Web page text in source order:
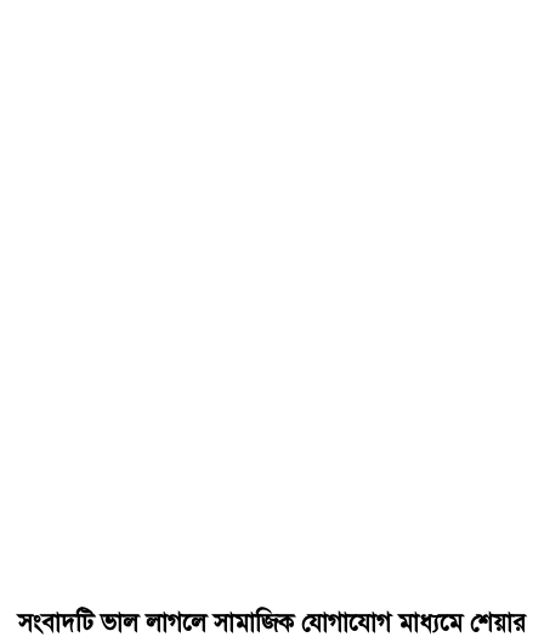
সংবাদটি ভাল লাগলে সামাজিক যোগাযোগ মাধ্যমে শেয়ার